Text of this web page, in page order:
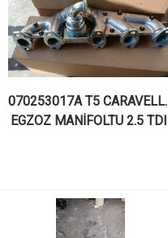
070253017A T5
EGZOZ MANİFOLTU 2.5 TDI